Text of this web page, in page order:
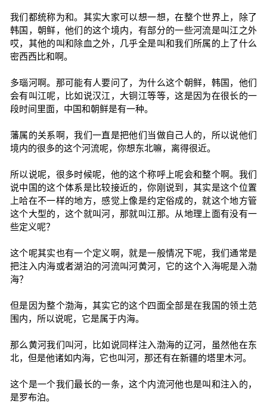
我们都统称为和。其实大家可以想一想，在整个世界上，除了
韩国，朝鲜，他们的这个境内，有部分的一些河流是叫江之外
哎，其他的叫和除血之外，几乎全是叫和我们所属的上了什么
密西西比和啊。
多瑙河啊。那可能有人要问了，为什么这个朝鲜，韩国，他们
会有叫江呢，比如说汉江，大铜江等等，这是因为在很长的一
段时间里面，中国和朝鲜是有一种。
藩属的关系啊，我们一直是把他们当做自己人的，所以说他们
境内的很多的这个河流呢，你想东北嘛，离得很近。
所以说呢，很多时候呢，他的这个称呼上呢会和整个啊。我们
说中国的这个体系是比较接近的，你刚说到，其实是这个位置
上哈在不一样的地方，感觉上像是约定俗成的，就这个地方管
这个大型的，这个就叫河，那就叫江那。从地理上面有没有一
些定义呢？
这个呢其实也有一个定义啊，就是一般情况下呢，我们通常是
把注入内海或者湖泊的河流叫河黄河，它的这个入海呢是入渤
海？
但是因为整个渤海，其实它的这个四面全部是在我国的领土范
围内，所以说呢，它是属于内海。
那么黄河我们叫河，比如说同样注入渤海的辽河，虽然他在东
北，但是他诸如内海，它也叫河，那还有在新疆的塔里木河。
这个是一个我们最长的一条，这个内流河他也是叫和注入的，
是罗布泊。